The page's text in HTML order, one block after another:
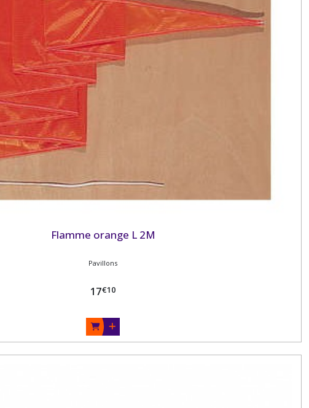
Flamme orange L 2M
Pavillons
17€10